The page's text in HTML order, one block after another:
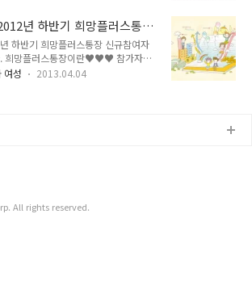
간 동안 매달 5만원~20만원의 금액
구 및 민간후원기관이 공동으로 일정
소득층 대상 자산형성 지원 사업입니
거․창업․교육 등의 목적으로 활용하
산형성 지원 : 참가자가 매월 근로소득
년 하반기 희망플러스통장
정되었습니다.
하반기 희망플러스통장 신규참여자
. 희망플러스통장이란♥♥♥ 참가자의
월 근로소득으로 저축하는 금액의
5만원~20만원의 금액을 저축하면 서
12월 21일부터 모집 개시한 2012
여성 2013.04.04
All rights reserved.